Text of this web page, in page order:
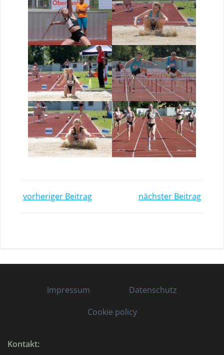
Post
vorheriger Beitrag
Post
nächster Beitrag
Impressum
Datenschutz
Cookie policy
Kontakt: